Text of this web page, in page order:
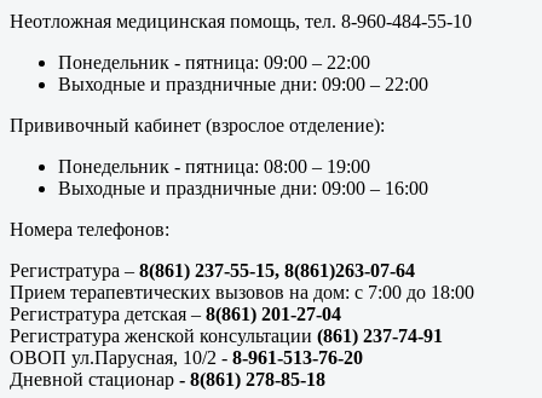
Неотложная медицинская помощь, тел. 8-960-484-55-10
Понедельник - пятница: 09:00 – 22:00
Выходные и праздничные дни: 09:00 – 22:00
Прививочный кабинет (взрослое отделение):
Понедельник - пятница: 08:00 – 19:00
Выходные и праздничные дни: 09:00 – 16:00
Номера телефонов:
Регистратура – 8(861) 237-55-15, 8(861)263-07-64
Прием терапевтических вызовов на дом: с 7:00 до 18:00
Регистратура детская – 8(861) 201-27-04
Регистратура женской консультации (861) 237-74-91
ОВОП ул.Парусная, 10/2 - 8-961-513-76-20
Дневной стационар - 8(861) 278-85-18